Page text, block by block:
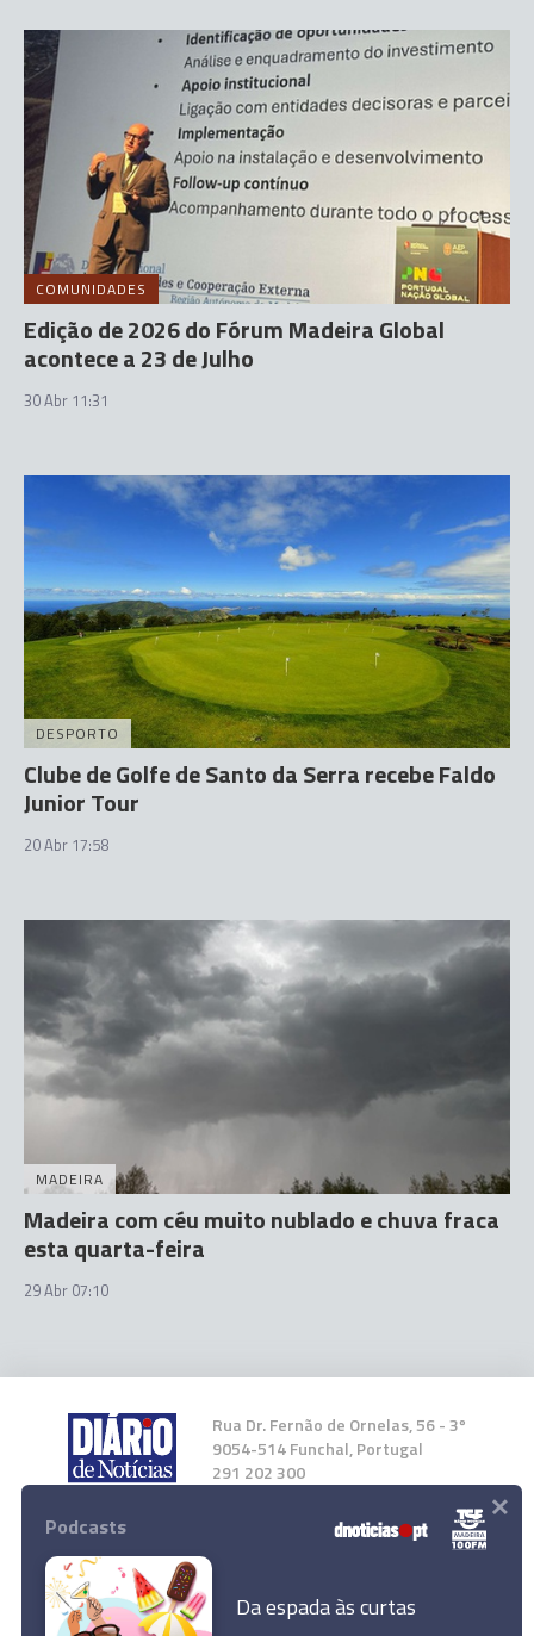
COMUNIDADES
Edição de 2026 do Fórum Madeira Global
acontece a 23 de Julho
30 Abr 11:31
DESPORTO
Clube de Golfe de Santo da Serra recebe Faldo
Junior Tour
20 Abr 17:58
MADEIRA
Madeira com céu muito nublado e chuva fraca
esta quarta-feira
29 Abr 07:10
Rua Dr. Fernão de Ornelas, 56 - 3º
9054-514 Funchal, Portugal
291 202 300
Instale a nossa App
Podcasts
Da espada às curtas
×